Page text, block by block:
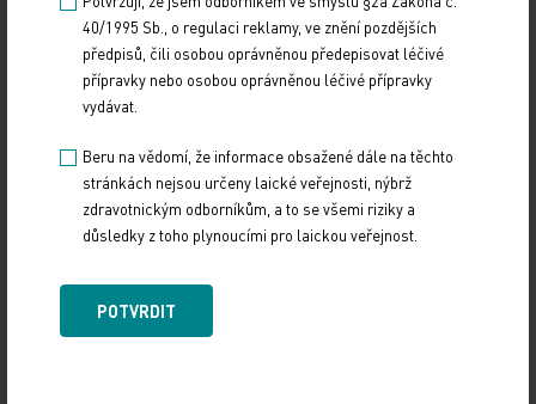
Zdroj: ČTK
FINANCE
Sdílejte článek
40/1995 Sb., o regulaci reklamy, ve znění pozdějších
předpisů, čili osobou oprávněnou předepisovat léčivé
přípravky nebo osobou oprávněnou léčivé přípravky
vydávat.
Beru na vědomí, že informace obsažené dále na těchto
stránkách nejsou určeny laické veřejnosti, nýbrž
zdravotnickým odborníkům, a to se všemi riziky a
důsledky z toho plynoucími pro laickou veřejnost.
POTVRDIT